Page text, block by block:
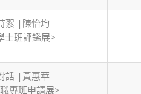
絮 |陳怡均
士班評鑑展>
話 |黃惠華
專班申請展>